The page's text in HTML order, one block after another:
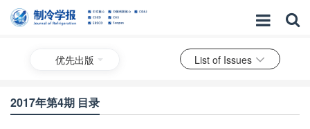
优先出版 List of Issues
2017年第4期 目录